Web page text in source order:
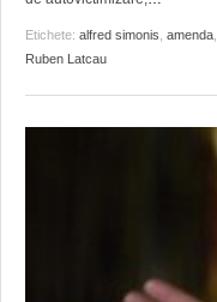
Etichete: alfred simonis amenda
Ruben Latcau